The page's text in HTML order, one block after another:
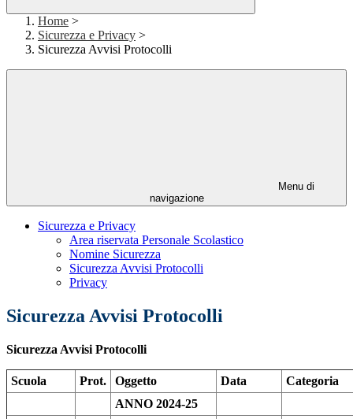
Home >
Sicurezza e Privacy >
Sicurezza Avvisi Protocolli
Menu di
navigazione
Sicurezza e Privacy
Area riservata Personale Scolastico
Nomine Sicurezza
Sicurezza Avvisi Protocolli
Privacy
Sicurezza Avvisi Protocolli
Sicurezza Avvisi Protocolli
Scuola Prot. Oggetto Data
Categoria
ANNO 2024-25